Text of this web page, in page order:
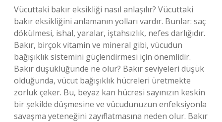
Vücuttaki bakır eksikliği nasıl anlaşılır? Vücuttaki
bakır eksikliğini anlamanın yolları vardır. Bunlar: saç
dökülmesi, ishal, yaralar, iştahsızlık, nefes darlığıdır.
Bakır, birçok vitamin ve mineral gibi, vücudun
bağışıklık sistemini güçlendirmesi için önemlidir.
Bakır düşüklüğünde ne olur? Bakır seviyeleri düşük
olduğunda, vücut bağışıklık hücreleri üretmekte
zorluk çeker. Bu, beyaz kan hücresi sayınızın keskin
bir şekilde düşmesine ve vücudunuzun enfeksiyonla
savaşma yeteneğini zayıflatmasına neden olur. Bakır